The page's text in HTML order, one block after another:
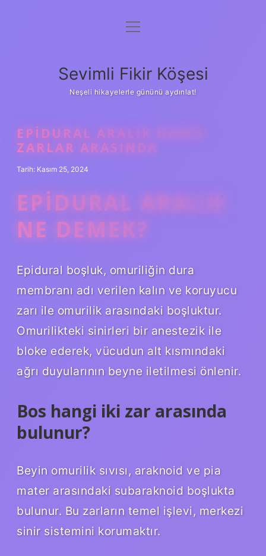
Anasayfa
Yasal Uyarı
menüyü
Sevimli Fikir Köşesi
Neşeli hikayelerle gününü aydınlat!
EPIDURAL ARALIK HANGI
ZARLAR ARASINDA
Tarih: Kasım 25, 2024
EPIDURAL ARALIK
NE DEMEK?
Epidural boşluk, omuriliğin dura
membranı adı verilen kalın ve koruyucu
zarı ile omurilik arasındaki boşluktur.
Omurilikteki sinirleri bir anestezik ile
bloke ederek, vücudun alt kısmındaki
ağrı duyularının beyne iletilmesi önlenir.
Bos hangi iki zar arasında
bulunur?
Beyin omurilik sıvısı, araknoid ve pia
mater arasındaki subaraknoid boşlukta
bulunur. Bu zarların temel işlevi, merkezi
sinir sistemini korumaktır.